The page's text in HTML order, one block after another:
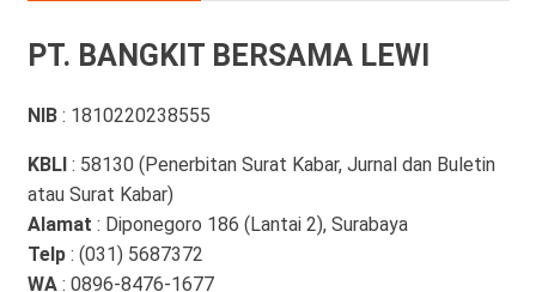
PT. BANGKIT BERSAMA LEWI
NIB : 1810220238555
KBLI : 58130 (Penerbitan Surat Kabar, Jurnal dan Buletin
atau Surat Kabar)
Alamat : Diponegoro 186 (Lantai 2), Surabaya
Telp: (031) 5687372
WA: 0896-8476-1677